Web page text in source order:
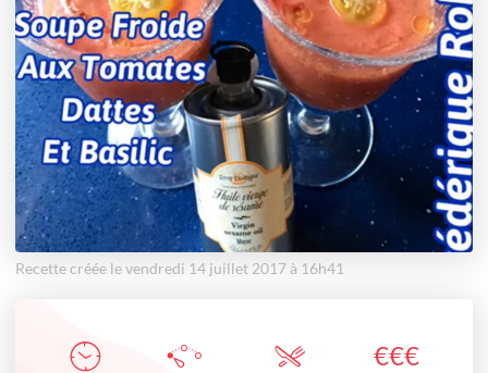
Recette créée le vendredi 14 juillet 2017 à 16h41
€€€